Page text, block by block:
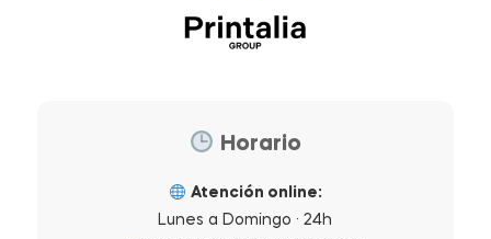
Horario
Atención online:
Lunes a Domingo · 24h